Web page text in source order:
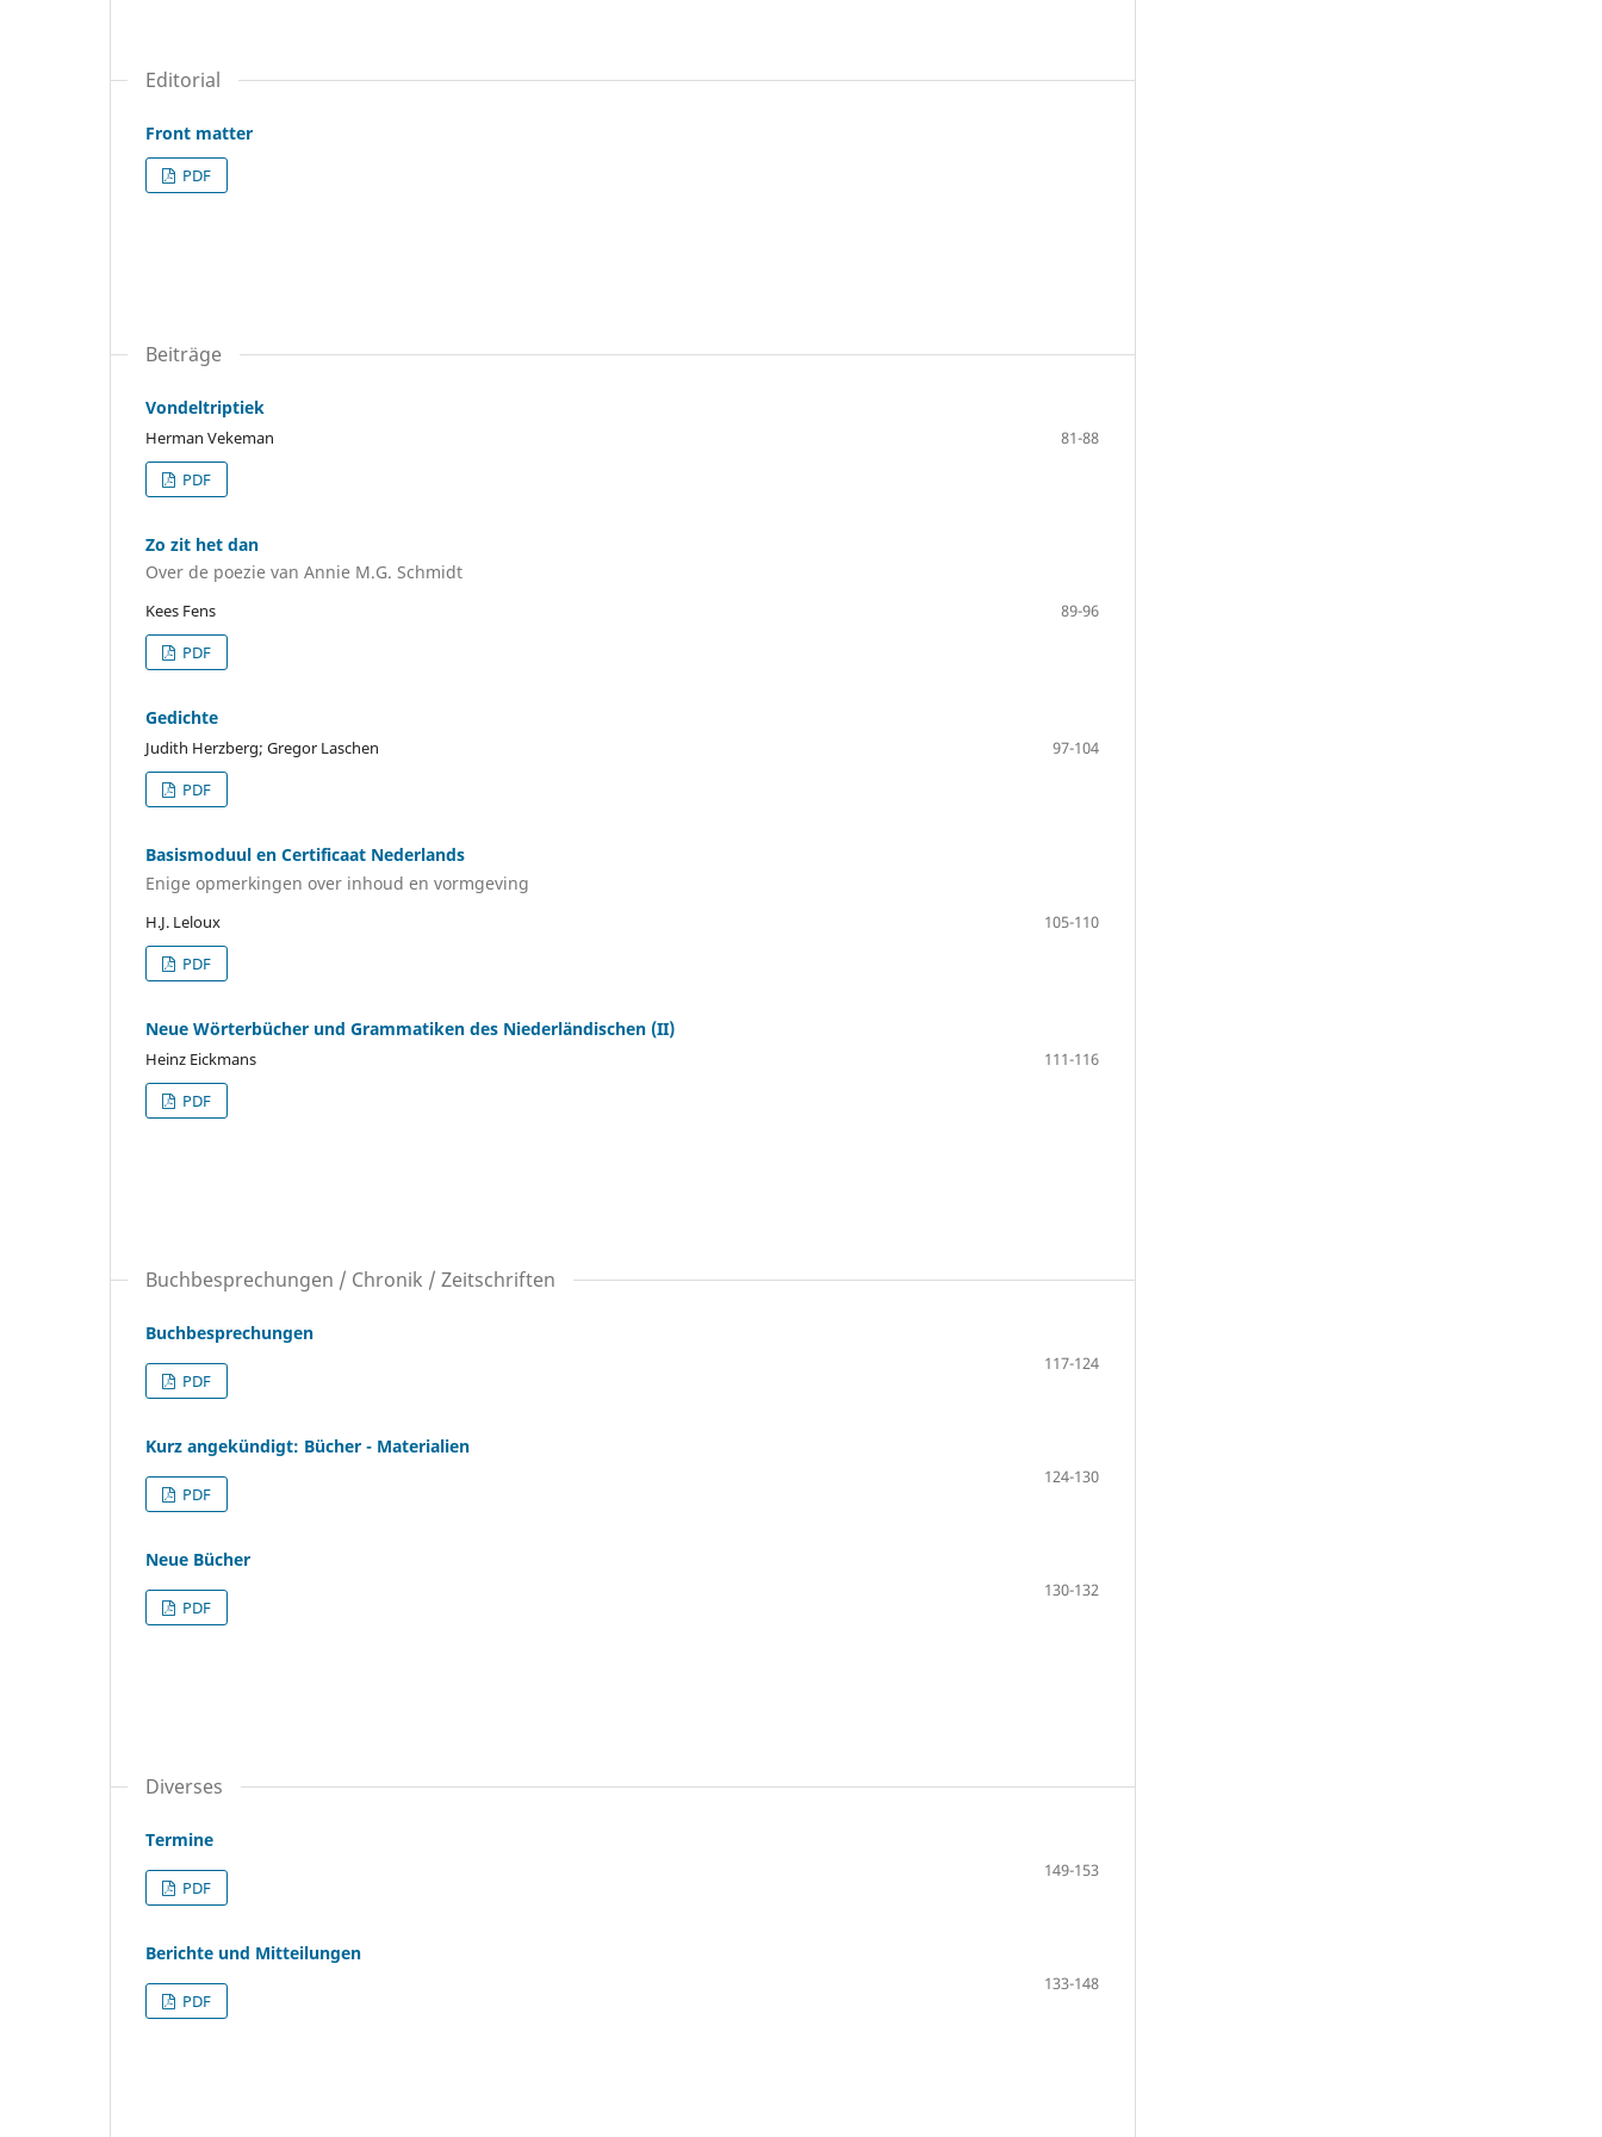
Editorial
Front matter
PDF
Beiträge
Vondeltriptiek
Herman Vekeman
81-88
PDF
Zo zit het dan
Over de poezie van Annie M.G. Schmidt
Kees Fens
89-96
PDF
Gedichte
Judith Herzberg; Gregor Laschen
97-104
PDF
Basismoduul en Certificaat Nederlands
Enige opmerkingen over inhoud en vormgeving
H.J. Leloux
105-110
PDF
Neue Wörterbücher und Grammatiken des Niederländischen (II)
Heinz Eickmans
111-116
PDF
Buchbesprechungen / Chronik / Zeitschriften
Buchbesprechungen
117-124
PDF
Kurz angekündigt: Bücher - Materialien
124-130
PDF
Neue Bücher
130-132
PDF
Diverses
Termine
149-153
PDF
Berichte und Mitteilungen
133-148
PDF